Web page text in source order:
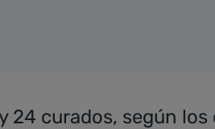
24 curados, según